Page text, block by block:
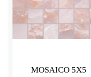
MOSAICO 5X5